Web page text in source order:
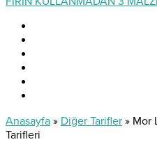
Anasayfa » Diğer Tarifler » Mor
Tarifleri